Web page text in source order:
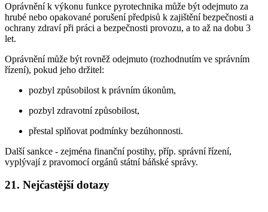
Oprávnění k výkonu funkce pyrotechnika může být odejmuto za
hrubé nebo opakované porušení předpisů k zajištění bezpečnosti a
ochrany zdraví při práci a bezpečnosti provozu, a to až na dobu 3
let.
Oprávnění může být rovněž odejmuto (rozhodnutím ve správním
řízení), pokud jeho držitel:
pozbyl způsobilost k právním úkonům,
pozbyl zdravotní způsobilost,
přestal splňovat podmínky bezúhonnosti.
Další sankce - zejména finanční postihy, příp. správní řízení,
vyplývají z pravomocí orgánů státní báňské správy.
21. Nejčastější dotazy